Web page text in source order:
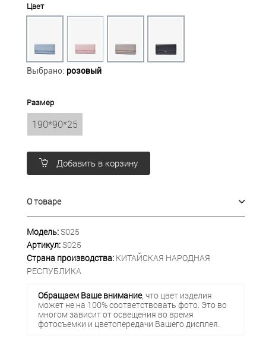
Цвет
Выбрано: розовый
Размер
190*90*25
Добавить в корзину
О товаре
Модель:S025
Артикул:S025
Страна производства: КИТАЙСКАЯ НАРОДНАЯ
РЕСПУБЛИКА
Обращаем Ваше внимание, что цвет изделия
может не на 100% соответствовать фото. Это во
многом зависит от освещения во время
фотосъемки и цветопередачи Вашего дисплея.